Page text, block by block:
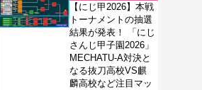
【にじ甲2026】本戦
トーナメントの抽選
結果が発表！ 「にじ
さんじ甲子園2026」
MECHATU-A対決と
なる抜刀高校VS麒
麟高校など注目マッ